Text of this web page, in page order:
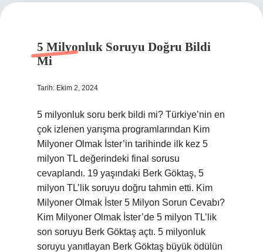
5 Milyonluk Soruyu Doğru Bildi
Mi
Tarih: Ekim 2, 2024
5 milyonluk soru berk bildi mi? Türkiye’nin en
çok izlenen yarışma programlarından Kim
Milyoner Olmak İster’in tarihinde ilk kez 5
milyon TL değerindeki final sorusu
cevaplandı. 19 yaşındaki Berk Göktaş, 5
milyon TL’lik soruyu doğru tahmin etti. Kim
Milyoner Olmak İster 5 Milyon Sorun Cevabı?
Kim Milyoner Olmak İster’de 5 milyon TL’lik
son soruyu Berk Göktaş açtı. 5 milyonluk
soruyu yanıtlayan Berk Göktaş büyük ödülün